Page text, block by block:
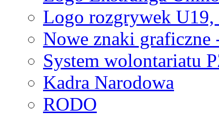
Logo rozgrywek
Nowe znaki graficzne
System wolontariatu
Kadra Narodowa
RODO